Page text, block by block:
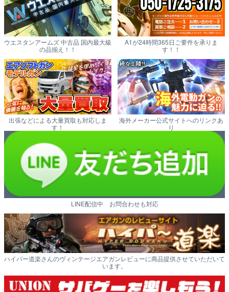
ウエスタンアームズ 中古品 国内最大級
の品揃え！！
A1が24時間365日ご要件を承りま
す！！
出張などによる大量買取も対応しま
す！
海外メーカー公式サイトへのリンクあ
り
LINE配信中 お問合わせも対応
ハイパー道楽さんのヴィンテージエアガンレビューに商品提供させていただいて
います。